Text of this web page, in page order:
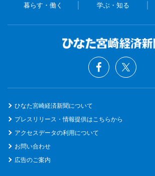
暮らす・働く 学ぶ・知る
ひなた宮崎経済新聞について
プレスリリース・情報提供はこちらから
アクセスデータの利用について
お問い合わせ
広告のご案内